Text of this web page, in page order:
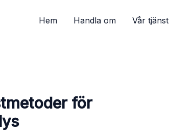
Hem Handla om Vår tjänst
för